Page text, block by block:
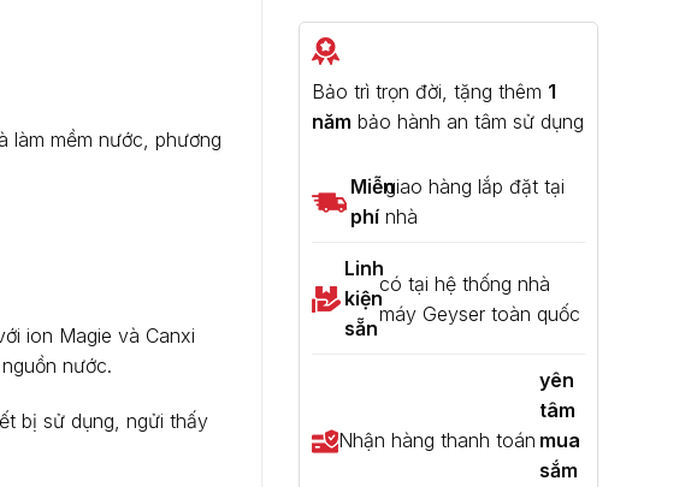
làm mềm nước, phương
ion Magie và Canxi
nước.
bị sử dụng, ngửi thấy
Bảo trì trọn đời, tặng thêm 1
năm bảo hành an tâm sử dụng
Miễn
phí
giao hàng lắp đặt tại
nhà
Linh
kiện
sẵn
có tại hệ thống nhà
máy Geyser toàn quốc
Nhận hàng thanh toán
yên
tâm
mua
sắm